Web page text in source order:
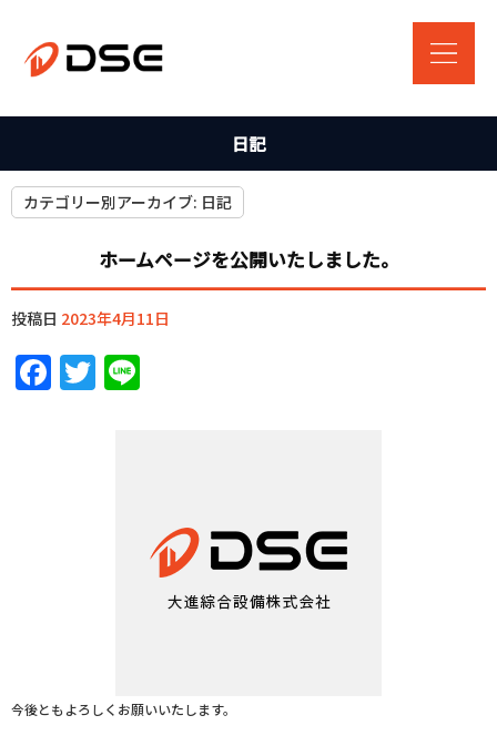
日記
カテゴリー別アーカイブ: 日記
ホームページを公開いたしました。
投稿日 2023年4月11日
Facebook
Twitter
今後ともよろしくお願いいたします。